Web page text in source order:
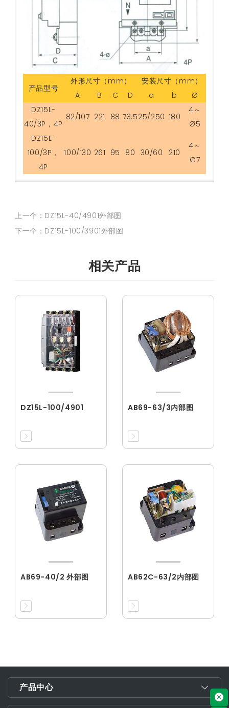
产品型号
外形尺寸（mm）
安装尺寸（mm）
A
B C D a b
Ø
DZ15L-
40/3P，4P
82/107 221 88 73.525/250 180
4～
Ø5
DZ15L-
100/3P，
4P
100/130 261 95 80 30/60 210
4～
Ø7
上一个：DZ15L-40/4901外部图
下一个：DZ15L-100/3901外部图
相关产品
DZ15L-100/4901 AB69-63/3内部图
AB69-40/2 外部图 AB62C-63/2内部图
产品中心